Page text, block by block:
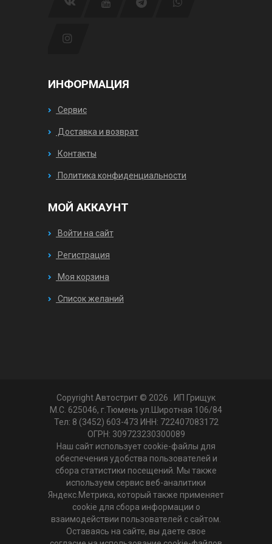
ИНФОРМАЦИЯ
Сервис
Доставка и возврат
Контакты
Политика конфиденциальности
МОЙ АККАУНТ
Войти на сайт
Регистрация
Моя корзина
Список желаний
Copyright Автострит © 2026
. ИП Грищук
М.С. 625046, г.Тюмень ул.Широтная 106/84
Тел: 8 (3452) 603-473 ИНН: 722407083172
ОГРН: 309723230300089
Наш сайт использует cookie-файлы для
обеспечения удобства пользователей и
сбора статистики посещений. Мы также
используем сервис веб-аналитики
Яндекс.Метрика, который также применяет
cookie для сбора информации о
взаимодействии пользователей с сайтом.
Оставаясь на сайте, вы даете свое